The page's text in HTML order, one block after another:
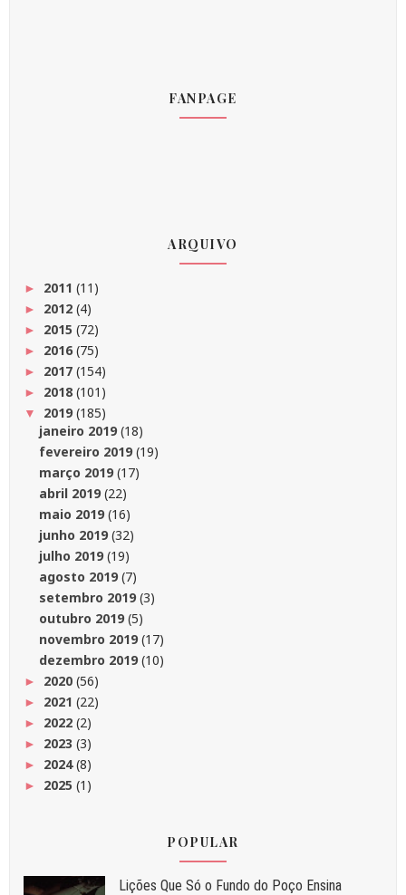
FANPAGE
ARQUIVO
► 2011 (11)
► 2012 (4)
► 2015 (72)
► 2016(75)
► 2017 (154)
► 2018 (101)
▼ 2019(185)
janeiro 2019(18)
fevereiro 2019(19)
março 2019(17)
abril 2019(22)
maio 2019(16)
junho 2019(32)
julho 2019(19)
agosto 2019(7)
setembro 2019(3)
outubro 2019(5)
novembro 2019(17)
dezembro 2019(10)
► 2020 (56)
► 2021 (22)
► 2022 (2)
► 2023 (3)
► 2024(8)
► 2025 (1)
POPULAR
Liç⁠ões Que Só o Fundo do Poço Ensina